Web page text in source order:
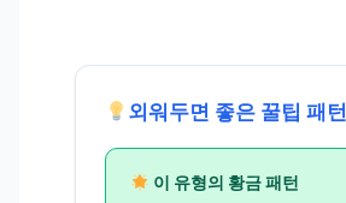
외워두면 좋은 꿀팁 패턴
이 유형의 황금 패턴